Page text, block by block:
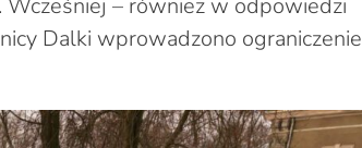
– również w odpowiedzi
Dalki wprowadzono ograniczenie